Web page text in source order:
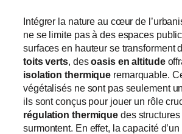
Intégrer la nature au cœur de
ne se limite pas à des espaces
surfaces en hauteur se transforment
toits verts, desoasis en altitude
isolation thermique remarquable.
végétalisés ne sont pas seulement
ils sont conçus pour jouer un rôle
régulation thermique des structures
surmontent. En effet, la capacité